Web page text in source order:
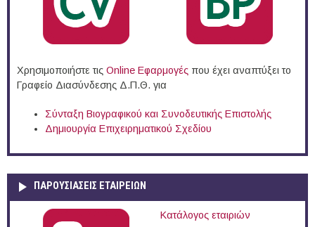
Χρησιμοποιήστε τις Online Eφαρμογές που έχει αναπτύξει το
Γραφείο Διασύνδεσης Δ.Π.Θ. για
Σύνταξη Βιογραφικού και Συνοδευτικής Επιστολής
Δημιουργία Επιχειρηματικού Σχεδίου
ΠΑΡΟΥΣΙΆΣΕΙΣ ΕΤΑΙΡΕΙΏΝ
Κατάλογος εταιριών